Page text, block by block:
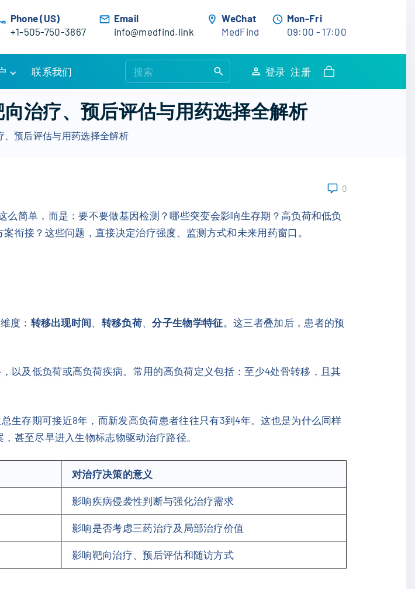
Phone (US)
+1-505-750-3867
Email
info@medfind.link
WeChat
MedFind
Mon-Fri
09:00 - 17:00
联系我们
e
r
:
登录 注册
治疗、预后评估与用药选择全解析
、预后评估与用药选择全解析
0
么简单，而是：要不要做基因检测？哪些突变会影响生存期？高负荷和低负
衔接？这些问题，直接决定治疗强度、监测方式和未来用药窗口。
度： 转移出现时间 转移负荷 、分子生物学特征 。这三者叠加后，患者的预
以及低负荷或高负荷疾病。常用的高负荷定义包括：至少4处骨转移，且其
生存期可接近8年，而新发高负荷患者往往只有3到4年。这也是为什么同样
甚至尽早进入生物标志物驱动治疗路径。
对治疗决策的意义
影响疾病侵袭性判断与强化治疗需求
影响是否考虑三药治疗及局部治疗价值
影响靶向治疗、预后评估和随访方式